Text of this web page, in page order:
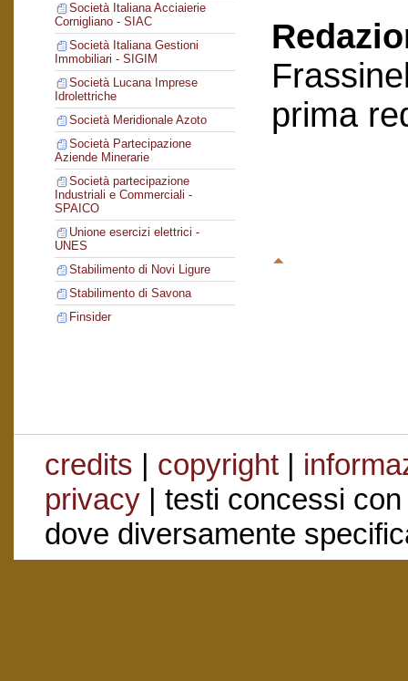
Società Italiana Acciaierie
Cornigliano - SIAC
Società Italiana Gestioni
Immobiliari - SIGIM
Società Lucana Imprese
Idrolettriche
Società Meridionale Azoto
Società Partecipazione
Aziende Minerarie
Società partecipazione
Industriali e Commerciali -
SPAICO
Unione esercizi elettrici -
UNES
Stabilimento di Novi Ligure
Stabilimento di Savona
Finsider
prima
credits | copyright|
privacy| testi concessi
dove diversamente